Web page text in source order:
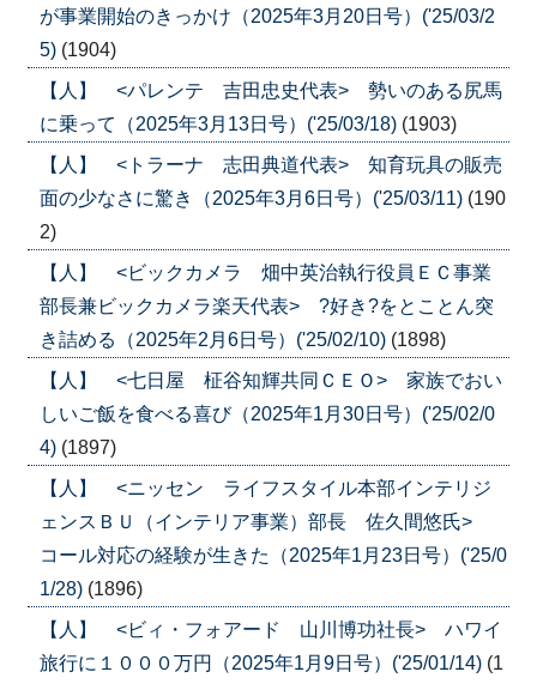
が事業開始のきっかけ（2025年3月20日号）('25/03/2
5) (1904)
【人】 <パレンテ 吉田忠史代表> 勢いのある尻馬
に乗って（2025年3月13日号）('25/03/18) (1903)
【人】 <トラーナ 志田典道代表> 知育玩具の販売
面の少なさに驚き（2025年3月6日号）('25/03/11) (190
2)
【人】 <ビックカメラ 畑中英治執行役員ＥＣ事業
部長兼ビックカメラ楽天代表> ?好き?をとことん突
き詰める（2025年2月6日号）('25/02/10) (1898)
【人】 <七日屋 柾谷知輝共同ＣＥＯ> 家族でおい
しいご飯を食べる喜び（2025年1月30日号）('25/02/0
4) (1897)
【人】 <ニッセン ライフスタイル本部インテリジ
ェンスＢＵ（インテリア事業）部長 佐久間悠氏>
コール対応の経験が生きた（2025年1月23日号）('25/0
1/28) (1896)
【人】 <ビィ・フォアード 山川博功社長> ハワイ
旅行に１０００万円（2025年1月9日号）('25/01/14) (1